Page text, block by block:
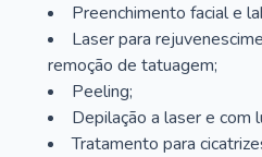
Preenchimento facial e
Laser para
remoção de tatuagem;
Peeling;
Depilação a laser e com
Tratamento para